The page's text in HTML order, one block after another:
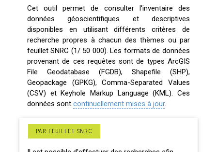
Cet outil permet de consulter l'inventaire des
données géoscientifiques et descriptives
disponibles en utilisant différents critères de
recherche propres à chacun des thèmes ou par
feuillet SNRC (1/ 50 000). Les formats de données
provenant de ces requêtes sont de types ArcGIS
File Geodatabase (FGDB), Shapefile (SHP),
Geopackage (GPKG), Comma-Separated Values
(CSV) et Keyhole Markup Language (KML). Ces
données sont continuellement mises à jour.
PAR FEUILLET SNRC